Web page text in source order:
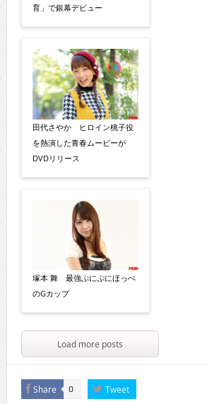
育」で銀幕デビュー
田代さやか ヒロイン桃子役
を熱演した青春ムービーが
DVDリリース
塚本 舞 最強ぷにぷにほっぺ
のGカップ
Load more posts
Share 0 Tweet